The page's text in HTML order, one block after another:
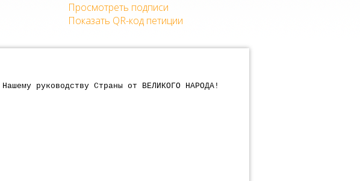
Просмотреть подписи
Показать QR-код петиции
Нашему руководству Страны от ВЕЛИКОГО НАРОДА!